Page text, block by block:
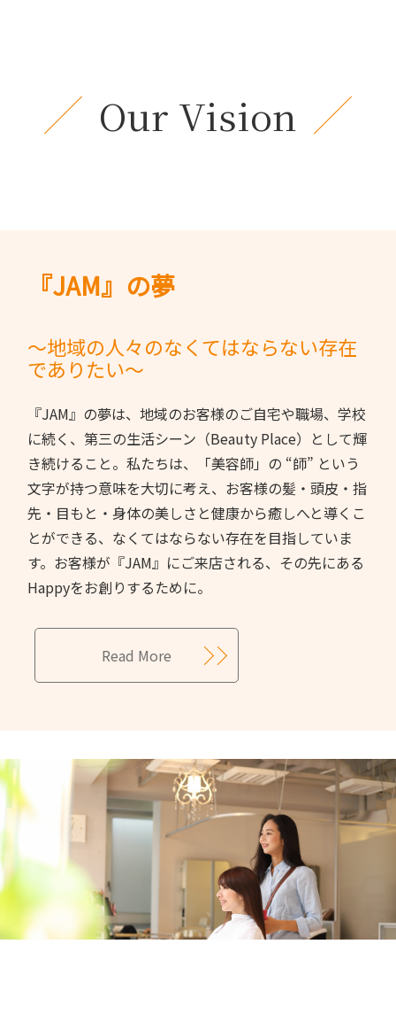
Our Vision
『JAM』の夢
～地域の人々のなくてはならない存在
でありたい～
『JAM』の夢は、地域のお客様のご自宅や職場、学校
に続く、第三の生活シーン（Beauty Place）として輝
き続けること。私たちは、「美容師」の “師” という
文字が持つ意味を大切に考え、お客様の髪・頭皮・指
先・目もと・身体の美しさと健康から癒しへと導くこ
とができる、なくてはならない存在を目指していま
す。お客様が『JAM』にご来店される、その先にある
Happyをお創りするために。
Read More